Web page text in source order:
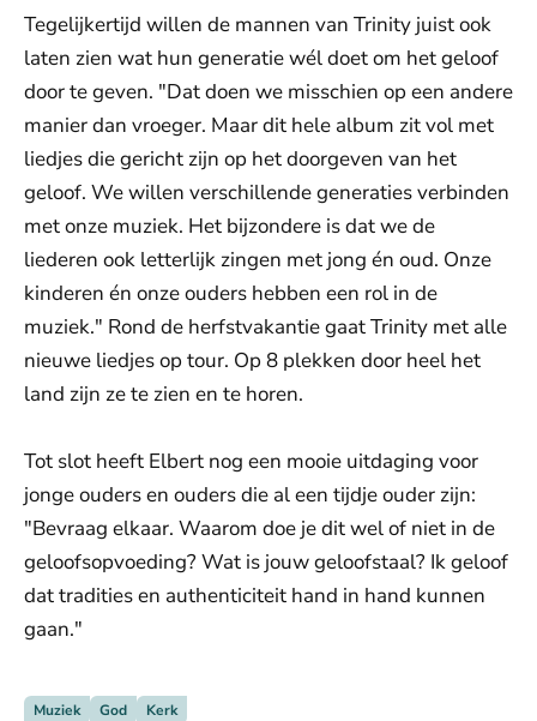
Tegelijkertijd willen de mannen van Trinity juist ook
laten zien wat hun generatie wél doet om het geloof
door te geven. "Dat doen we misschien op een andere
manier dan vroeger. Maar dit hele album zit vol met
liedjes die gericht zijn op het doorgeven van het
geloof. We willen verschillende generaties verbinden
met onze muziek. Het bijzondere is dat we de
liederen ook letterlijk zingen met jong én oud. Onze
kinderen én onze ouders hebben een rol in de
muziek." Rond de herfstvakantie gaat Trinity met alle
nieuwe liedjes op tour. Op 8 plekken door heel het
land zijn ze te zien en te horen.
Tot slot heeft Elbert nog een mooie uitdaging voor
jonge ouders en ouders die al een tijdje ouder zijn:
"Bevraag elkaar. Waarom doe je dit wel of niet in de
geloofsopvoeding? Wat is jouw geloofstaal? Ik geloof
dat tradities en authenticiteit hand in hand kunnen
gaan."
Muziek God Kerk